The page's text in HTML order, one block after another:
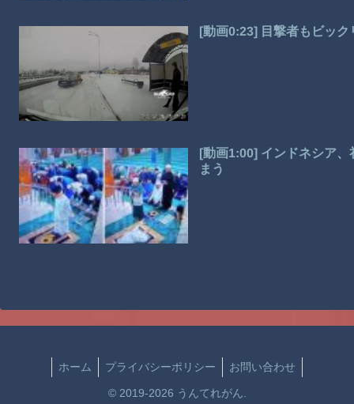
[動画0:23] 目撃者もビッ
[動画1:00] インドネシア
まう
ホーム プライバシーポリシー お問い合わせ
© 2019-2026 うんてれがん.